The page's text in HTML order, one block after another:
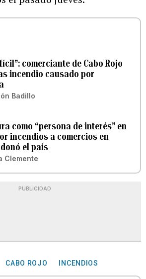
comerciante de Cabo Rojo
incendio causado por
Badillo
como “persona de interés” en
incendios a comercios en
el país
Clemente
PUBLICIDAD
CABO ROJO INCENDIOS